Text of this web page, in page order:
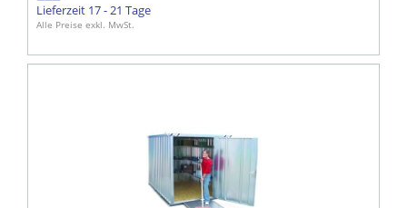
Lieferzeit 17 - 21 Tage
Alle Preise exkl. MwSt.